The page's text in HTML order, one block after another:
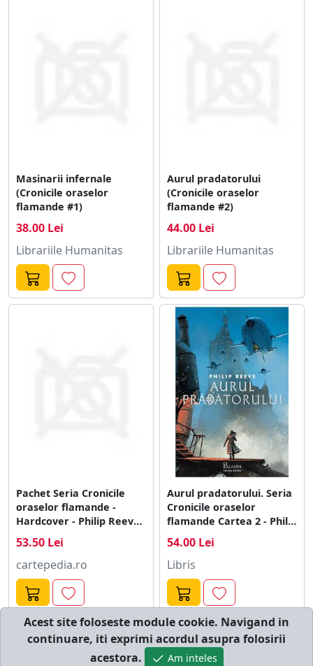
Masinarii infernale
(Cronicile oraselor
flamande #1)
38.00 Lei
Librariile Humanitas
Aurul pradatorului
(Cronicile oraselor
flamande #2)
44.00 Lei
Librariile Humanitas
Pachet Seria Cronicile
oraselor flamande -
Hardcover - Philip Reeve -
Paladin
53.50 Lei
cartepedia.ro
Aurul pradatorului. Seria
Cronicile oraselor
flamande Cartea 2 - Philip
Reeve
54.00 Lei
Libris
© cumperi.net | Catalog cumparaturi online
Acest site foloseste module cookie. Navigand in
continuare, iti exprimi acordul asupra folosirii
acestora.
Am inteles